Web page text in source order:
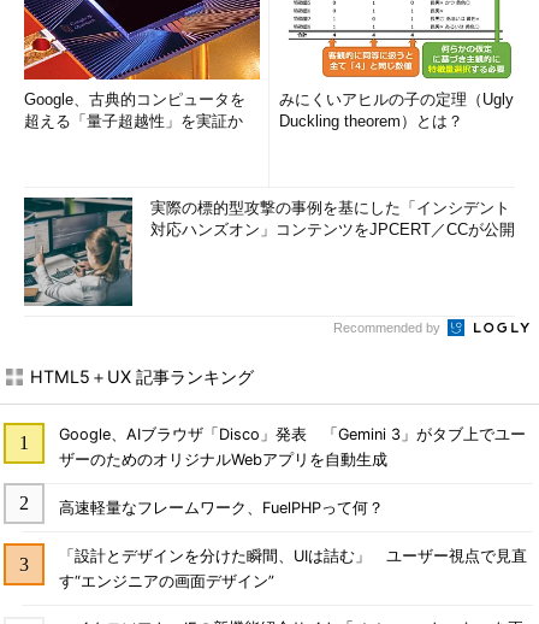
Google、古典的コンピュータを
超える「量子超越性」を実証か
みにくいアヒルの子の定理（Ugly
Duckling theorem）とは？
実際の標的型攻撃の事例を基にした「インシデント
対応ハンズオン」コンテンツをJPCERT／CCが公開
Recommended by
HTML5＋UX 記事ランキング
Google、AIブラウザ「Disco」発表 「Gemini 3」がタブ上でユー
ザーのためのオリジナルWebアプリを自動生成
高速軽量なフレームワーク、FuelPHPって何？
「設計とデザインを分けた瞬間、UIは詰む」 ユーザー視点で見直
す“エンジニアの画面デザイン”